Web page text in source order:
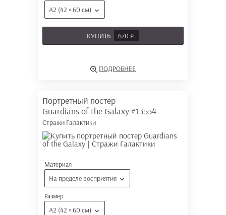
А2 (42 × 60 см)
КУПИТЬ 670 Р.
ПОДРОБНЕЕ
Портретный постер
Guardians of the Galaxy #13554
Стражи Галактики
Материал
На пределе восприятия
Размер
А2 (42 × 60 см)